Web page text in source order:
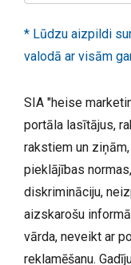
* Lūdzu aizpildi
valodā ar visām
SIA "heise
portāla lasītājus,
rakstiem un
pieklājības
diskrimināciju,
aizskarošu
vārda, neveikt ar
reklamēšanu.